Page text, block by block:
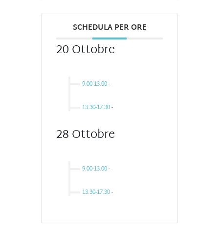
SCHEDULA PER ORE
20 Ottobre
9.00-13.00-
13.30-17.30-
28 Ottobre
9.00-13.00-
13.30-17.30-